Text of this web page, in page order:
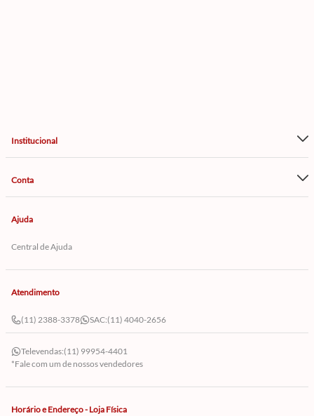
Institucional
Conta
Ajuda
Central de Ajuda
Atendimento
(11) 2388-3378 SAC:(11) 4040-2656
Televendas:(11) 99954-4401
*Fale com um de nossos vendedores
Horário e Endereço - Loja Física